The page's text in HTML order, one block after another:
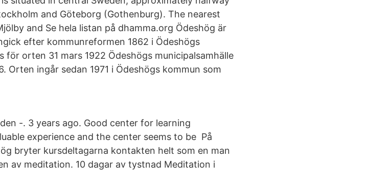
and Göteborg (Gothenburg). The nearest
and Se hela listan på dhamma.org Ödeshög är
efter kommunreformen 1862 i Ödeshögs
för orten 31 mars 1922 Ödeshögs municipalsamhälle
Orten ingår sedan 1971 i Ödeshögs kommun som
-. 3 years ago. Good center for learning
experience and the center seems to be På
bryter kursdeltagarna kontakten helt som en man
av meditation. 10 dagar av tystnad Meditation i